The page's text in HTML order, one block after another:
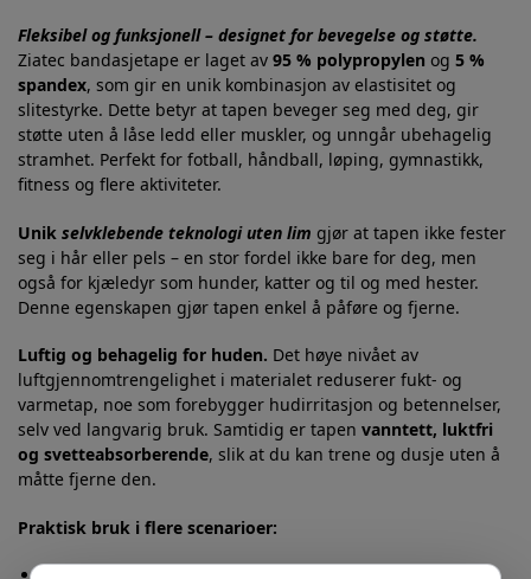
Fleksibel og funksjonell – designet for bevegelse og støtte.
Ziatec bandasjetape er laget av 95 % polypropylen og 5 %
spandex, som gir en unik kombinasjon av elastisitet og
slitestyrke. Dette betyr at tapen beveger seg med deg, gir
støtte uten å låse ledd eller muskler, og unngår ubehagelig
stramhet. Perfekt for fotball, håndball, løping, gymnastikk,
fitness og flere aktiviteter.
Unik selvklebende teknologi uten lim gjør at tapen ikke fester
seg i hår eller pels – en stor fordel ikke bare for deg, men
også for kjæledyr som hunder, katter og til og med hester.
Denne egenskapen gjør tapen enkel å påføre og fjerne.
Luftig og behagelig for huden. Det høye nivået av
luftgjennomtrengelighet i materialet reduserer fukt- og
varmetap, noe som forebygger hudirritasjon og betennelser,
selv ved langvarig bruk. Samtidig er tapen vanntett, luktfri
og svetteabsorberende, slik at du kan trene og dusje uten å
måtte fjerne den.
Praktisk bruk i flere scenarioer: